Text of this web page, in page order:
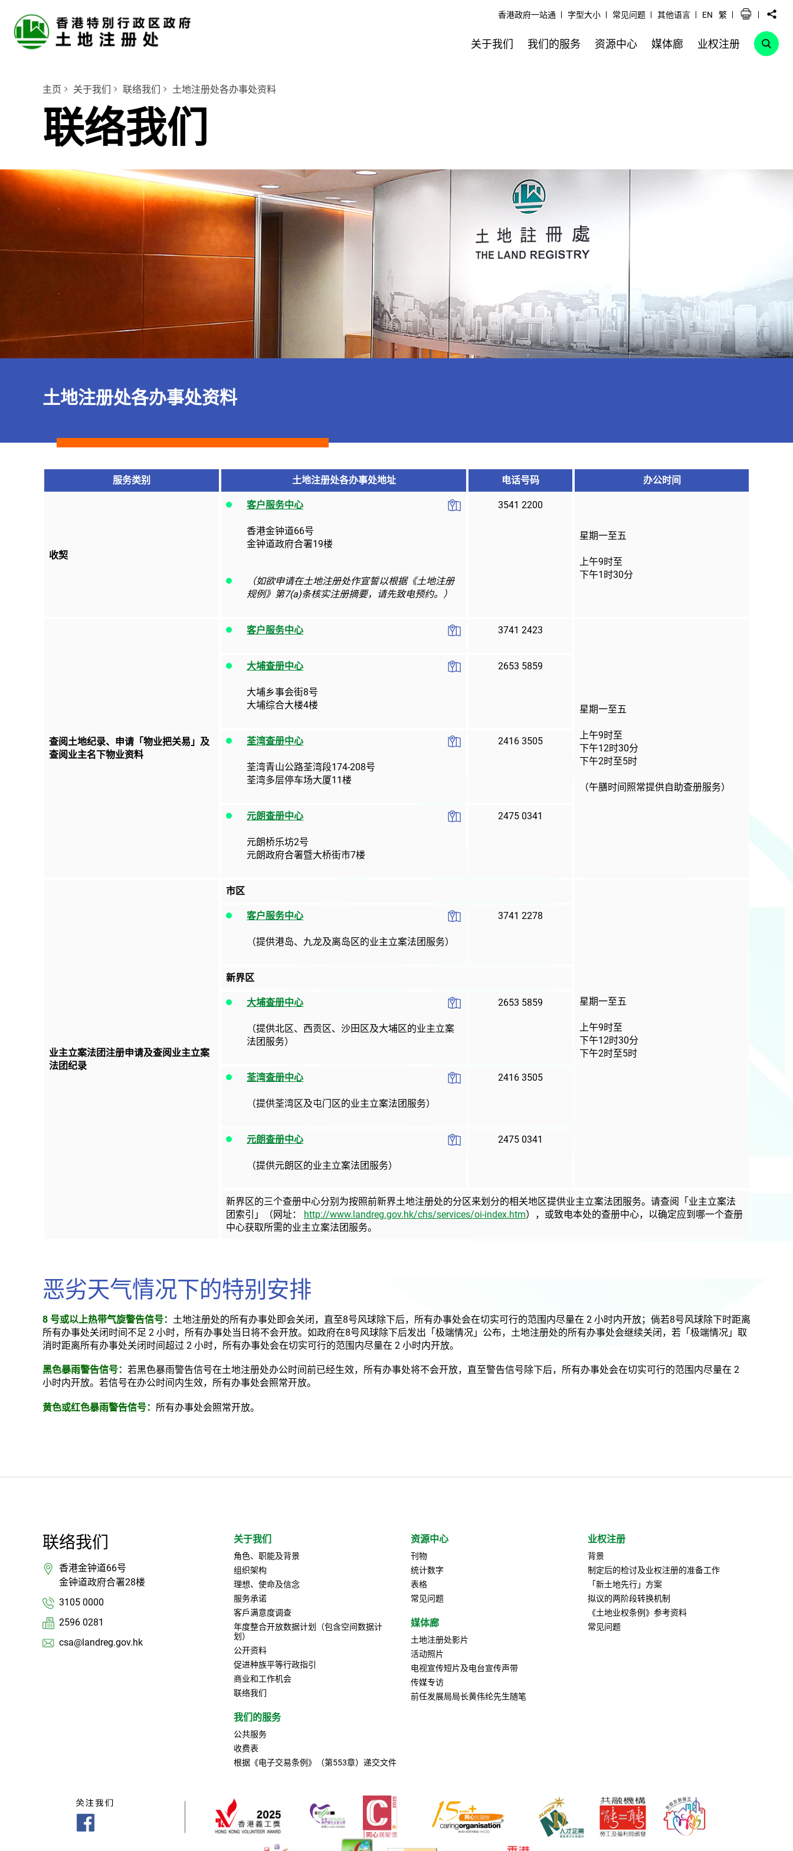
香港政府一站通 字型大小 常见问题 其他语言 EN 繁
关于我们 我们的服务 资源中心 媒体廊 业权注册
主页 关于我们 联络我们 土地注册处各办事处资料
联络我们
土地注册处各办事处资料
服务类别 土地注册处各办事处地址 电话号码 办公时间
收契
客户服务中心
香港金钟道66号
金钟道政府合署19楼
（如欲申请在土地注册处作宣誓以根据《土地注册
规例》第7(a)条核实注册摘要，请先致电预约。）
3541 2200
星期一至五
上午9时至
下午1时30分
查阅土地纪录、申请「物业把关易」及
查阅业主名下物业资料
客户服务中心 3741 2423
星期一至五
上午9时至
下午12时30分
下午2时至5时
（午膳时间照常提供自助查册服务）
大埔查册中心
大埔乡事会街8号
大埔综合大楼4楼
2653 5859
荃湾查册中心
荃湾青山公路荃湾段174-208号
荃湾多层停车场大厦11楼
2416 3505
元朗查册中心
元朗桥乐坊2号
元朗政府合署暨大桥街市7楼
2475 0341
业主立案法团注册申请及查阅业主立案
法团纪录
市区
星期一至五
上午9时至
下午12时30分
下午2时至5时
客户服务中心
（提供港岛、九龙及离岛区的业主立案法团服务）
3741 2278
新界区
大埔查册中心
（提供北区、西贡区、沙田区及大埔区的业主立案
法团服务）
2653 5859
荃湾查册中心
（提供荃湾区及屯门区的业主立案法团服务）
2416 3505
元朗查册中心
（提供元朗区的业主立案法团服务）
2475 0341
新界区的三个查册中心分别为按照前新界土地注册处的分区来划分的相关地区提供业主立案法团服务。请查阅「业主立案法
团索引」（网址： http://www.landreg.gov.hk/chs/services/oi-index.htm），或致电本处的查册中心，以确定应到哪一个查册
中心获取所需的业主立案法团服务。
恶劣天气情况下的特别安排
8 号或以上热带气旋警告信号： 土地注册处的所有办事处即会关闭，直至8号风球除下后，所有办事处会在切实可行的范围内尽量在 2 小时内开放；倘若8号风球除下时距离
所有办事处关闭时间不足 2 小时，所有办事处当日将不会开放。如政府在8号风球除下后发出「极端情况」公布，土地注册处的所有办事处会继续关闭，若「极端情况」取
消时距离所有办事处关闭时间超过 2 小时，所有办事处会在切实可行的范围内尽量在 2 小时内开放。
黑色暴雨警告信号： 若黑色暴雨警告信号在土地注册处办公时间前已经生效，所有办事处将不会开放，直至警告信号除下后，所有办事处会在切实可行的范围内尽量在 2
小时内开放。若信号在办公时间内生效，所有办事处会照常开放。
黄色或红色暴雨警告信号： 所有办事处会照常开放。
联络我们
香港金钟道66号
金钟道政府合署28楼
3105 0000
2596 0281
csa@landreg.gov.hk
关于我们
角色、职能及背景
组织架构
理想、使命及信念
服务承诺
客戶满意度调查
年度整合开放数据计划（包含空间数据计
划）
公开资料
促进种族平等行政指引
商业和工作机会
联络我们
我们的服务
公共服务
收费表
根据《电子交易条例》（第553章）递交文件
资源中心
刊物
统计数字
表格
常见问题
媒体廊
土地注册处影片
活动照片
电视宣传短片及电台宣传声带
传媒专访
前任发展局局长黄伟纶先生随笔
业权注册
背景
制定后的检讨及业权注册的准备工作
「新土地先行」方案
拟议的两阶段转换机制
《土地业权条例》参考资料
常见问题